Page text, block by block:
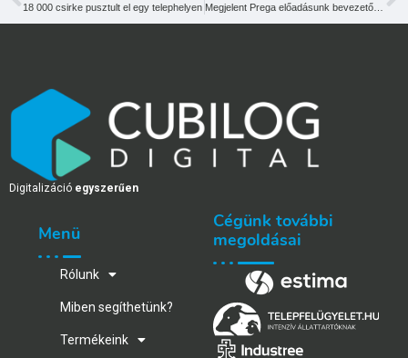
18 000 csirke pusztult el egy telephelyen Megjelent Prega előadásunk bevezető videója
Digitalizáció egyszerűen
Menü
Rólunk
Miben segíthetünk?
Termékeink
Cégünk további
megoldásai